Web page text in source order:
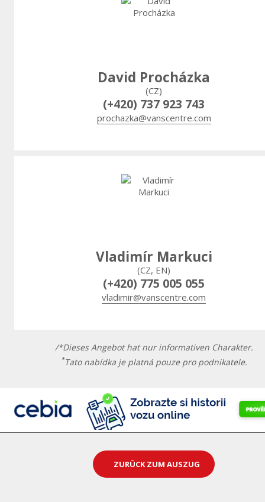
David Procházka
(CZ)
(+420) 737 923 743
prochazka@vanscentre.com
Vladimír Markuci
(CZ, EN)
(+420) 775 005 055
vladimir@vanscentre.com
/*Dieses Angebot hat nur informativen Charakter.
*Tato nabídka je platná pouze pro podnikatele.
ZURÜCK ZUM AUSZUG